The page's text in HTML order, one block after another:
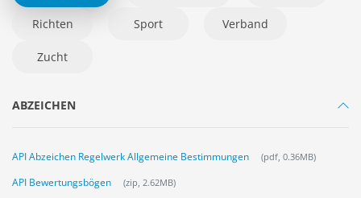
Richten Sport Verband
Zucht
ABZEICHEN
API Abzeichen Regelwerk Allgemeine Bestimmungen (pdf, 0.36MB)
API Bewertungsbögen (zip, 2.62MB)